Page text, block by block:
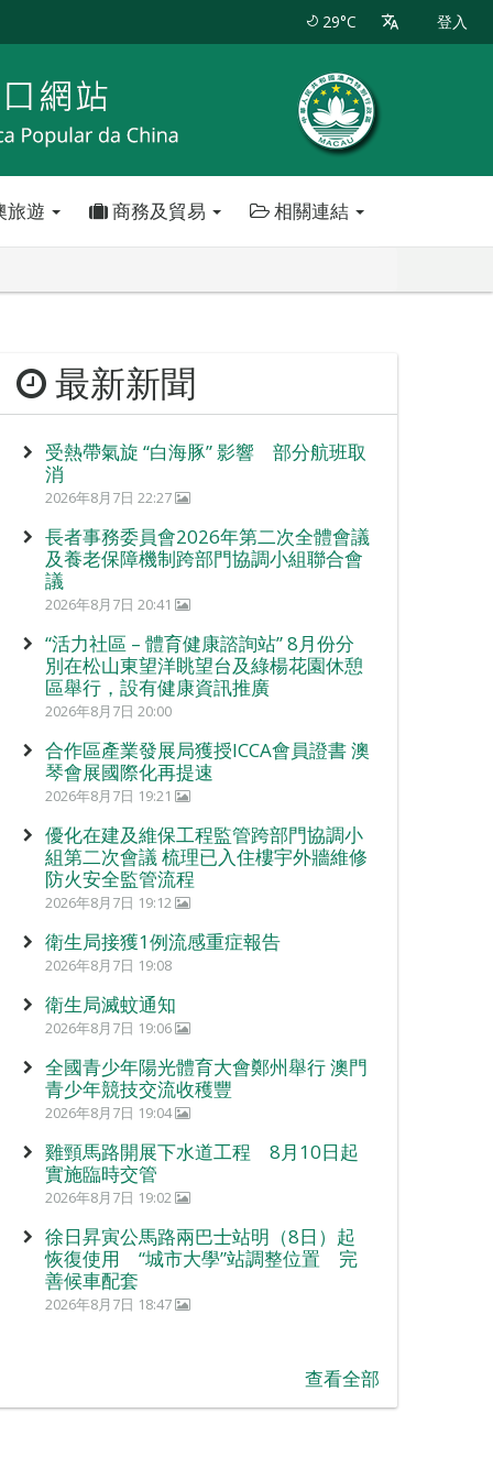
29°C 登入
遊 商務及貿易 相關連結
最新新聞
受熱帶氣旋 “白海豚” 影響 部分航班取
消
2026年8月7日 22:27
長者事務委員會2026年第二次全體會議
及養老保障機制跨部門協調小組聯合會
議
2026年8月7日 20:41
“活力社區 – 體育健康諮詢站” 8月份分
別在松山東望洋眺望台及綠楊花園休憩
區舉行，設有健康資訊推廣
2026年8月7日 20:00
合作區產業發展局獲授ICCA會員證書 澳
琴會展國際化再提速
2026年8月7日 19:21
優化在建及維保工程監管跨部門協調小
組第二次會議 梳理已入住樓宇外牆維修
防火安全監管流程
2026年8月7日 19:12
衛生局接獲1例流感重症報告
2026年8月7日 19:08
衛生局滅蚊通知
2026年8月7日 19:06
全國青少年陽光體育大會鄭州舉行 澳門
青少年競技交流收穫豐
2026年8月7日 19:04
雞頸馬路開展下水道工程 8月10日起
實施臨時交管
2026年8月7日 19:02
徐日昇寅公馬路兩巴士站明（8日）起
恢復使用 “城市大學”站調整位置 完
善候車配套
2026年8月7日 18:47
查看全部